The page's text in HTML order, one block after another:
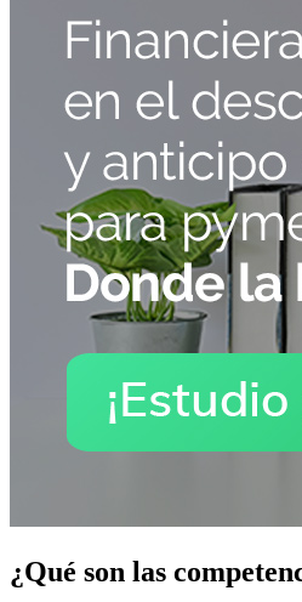
¿Qué son las